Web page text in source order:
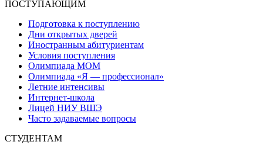
ПОСТУПАЮЩИМ
Подготовка к поступлению
Дни открытых дверей
Иностранным абитуриентам
Условия поступления
Олимпиада МОМ
Олимпиада «Я — профессионал»
Летние интенсивы
Интернет-школа
Лицей НИУ ВШЭ
Часто задаваемые вопросы
СТУДЕНТАМ